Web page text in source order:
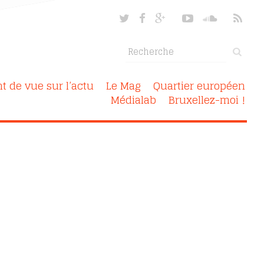
de vue sur l’actu Le Mag Quartier européen
Médialab Bruxellez-moi !